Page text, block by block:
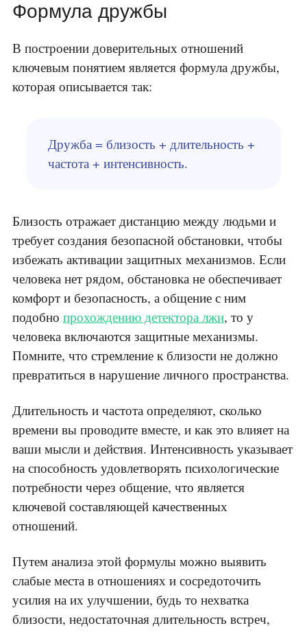
Формула дружбы
В построении доверительных отношений
ключевым понятием является формула дружбы,
которая описывается так:
Дружба = близость + длительность +
частота + интенсивность.
Близость отражает дистанцию между людьми и
требует создания безопасной обстановки, чтобы
избежать активации защитных механизмов. Если
человека нет рядом, обстановка не обеспечивает
комфорт и безопасность, а общение с ним
подобно прохождению детектора лжи, то у
человека включаются защитные механизмы.
Помните, что стремление к близости не должно
превратиться в нарушение личного пространства.
Длительность и частота определяют, сколько
времени вы проводите вместе, и как это влияет на
ваши мысли и действия. Интенсивность указывает
на способность удовлетворять психологические
потребности через общение, что является
ключевой составляющей качественных
отношений.
Путем анализа этой формулы можно выявить
слабые места в отношениях и сосредоточить
усилия на их улучшении, будь то нехватка
близости, недостаточная длительность встреч,